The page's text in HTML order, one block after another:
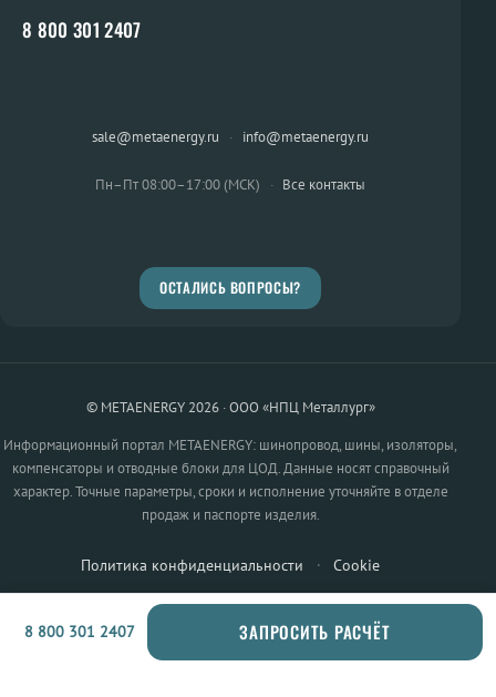
8 800 301 2407
sale@metaenergy.ru · info@metaenergy.ru
Пн–Пт 08:00–17:00 (МСК) · Все контакты
ОСТАЛИСЬ ВОПРОСЫ?
© METAENERGY 2026 · ООО «НПЦ Металлург»
Информационный портал METAENERGY: шинопровод, шины, изоляторы,
компенсаторы и отводные блоки для ЦОД. Данные носят справочный
характер. Точные параметры, сроки и исполнение уточняйте в отделе
продаж и паспорте изделия.
Политика конфиденциальности · Cookie
8 800 301 2407 ЗАПРОСИТЬ РАСЧЁТ